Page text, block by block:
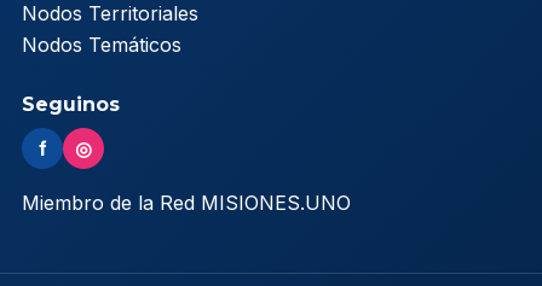
Nodos Territoriales
Nodos Temáticos
Seguinos
f ◎
Miembro de la Red MISIONES.UNO